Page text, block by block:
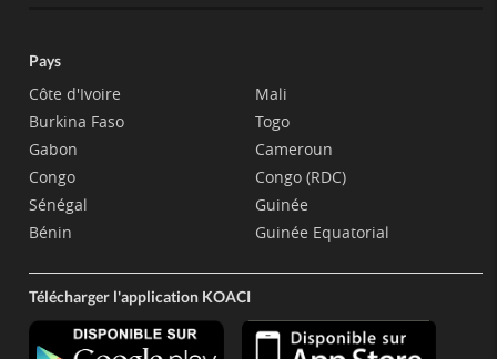
Pays
Côte d'Ivoire
Burkina Faso
Gabon
Congo
Sénégal
Bénin
Mali
Togo
Cameroun
Congo (RDC)
Guinée
Guinée Equatorial
Télécharger l'application KOACI